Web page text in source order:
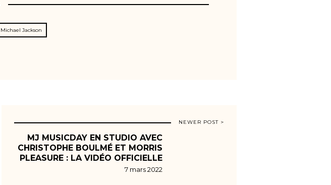
Michael Jackson
NEWER POST >
MJ MUSICDAY EN STUDIO AVEC
CHRISTOPHE BOULMÉ ET MORRIS
PLEASURE : LA VIDÉO OFFICIELLE
7 mars 2022